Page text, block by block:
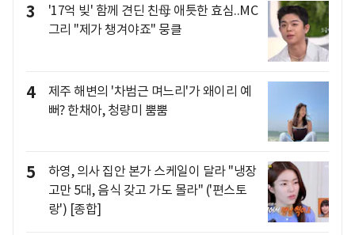
3
'17억 빚' 함께 견딘 친母 애틋한 효심..MC
그리 "제가 챙겨야죠" 뭉클
4
제주 해변의 '차범근 며느리'가 왜이리 예
뻐? 한채아, 청량미 뿜뿜
5
하영, 의사 집안 본가 스케일이 달라 "냉장
고만 5대, 음식 갖고 가도 몰라" ('편스토
랑') [종합]